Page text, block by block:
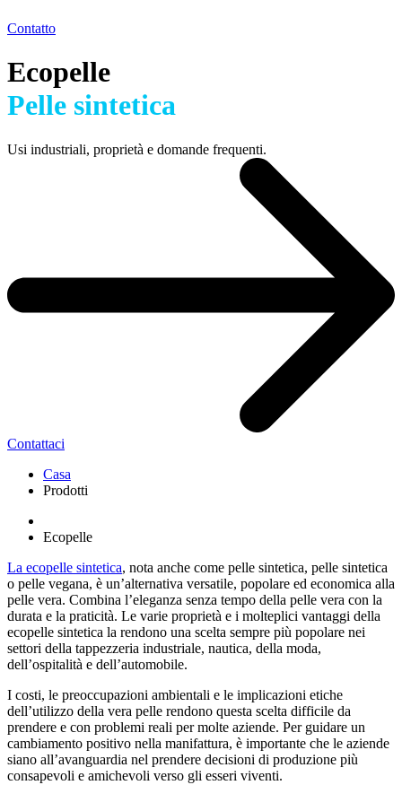
Contatto
Ecopelle
Pelle sintetica
Usi industriali, proprietà e domande frequenti.
Contattaci
Casa
Prodotti
Ecopelle
La ecopelle sintetica, nota anche come pelle sintetica, pelle sintetica
o pelle vegana, è un’alternativa versatile, popolare ed economica alla
pelle vera. Combina l’eleganza senza tempo della pelle vera con la
durata e la praticità. Le varie proprietà e i molteplici vantaggi della
ecopelle sintetica la rendono una scelta sempre più popolare nei
settori della tappezzeria industriale, nautica, della moda,
dell’ospitalità e dell’automobile.
I costi, le preoccupazioni ambientali e le implicazioni etiche
dell’utilizzo della vera pelle rendono questa scelta difficile da
prendere e con problemi reali per molte aziende. Per guidare un
cambiamento positivo nella manifattura, è importante che le aziende
siano all’avanguardia nel prendere decisioni di produzione più
consapevoli e amichevoli verso gli esseri viventi.